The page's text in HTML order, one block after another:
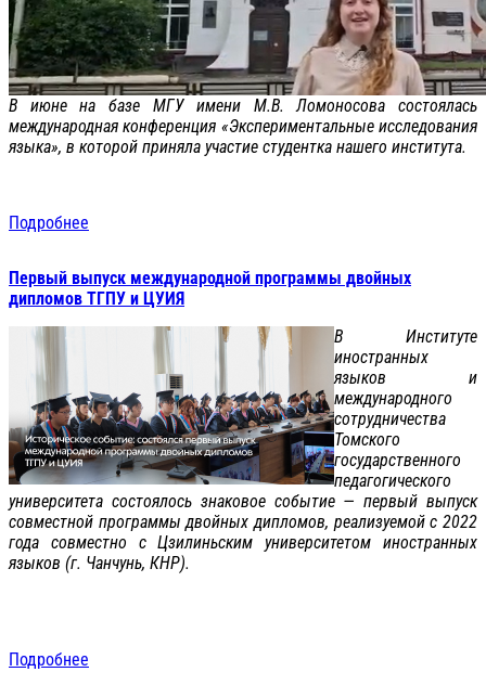
В июне на базе МГУ имени М.В. Ломоносова состоялась
международная конференция «Экспериментальные исследования
языка», в которой приняла участие студентка нашего института.
Подробнее
Первый выпуск международной программы двойных
дипломов ТГПУ и ЦУИЯ
В Институте
иностранных
языков и
международного
сотрудничества
Томского
государственного
педагогического
университета состоялось знаковое событие — первый выпуск
совместной программы двойных дипломов, реализуемой с 2022
года совместно с Цзилиньским университетом иностранных
языков (г. Чанчунь, КНР).
Подробнее